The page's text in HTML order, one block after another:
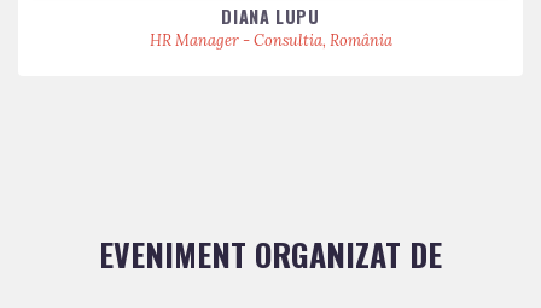
DIANA LUPU
HR Manager - Consultia, România
EVENIMENT ORGANIZAT DE